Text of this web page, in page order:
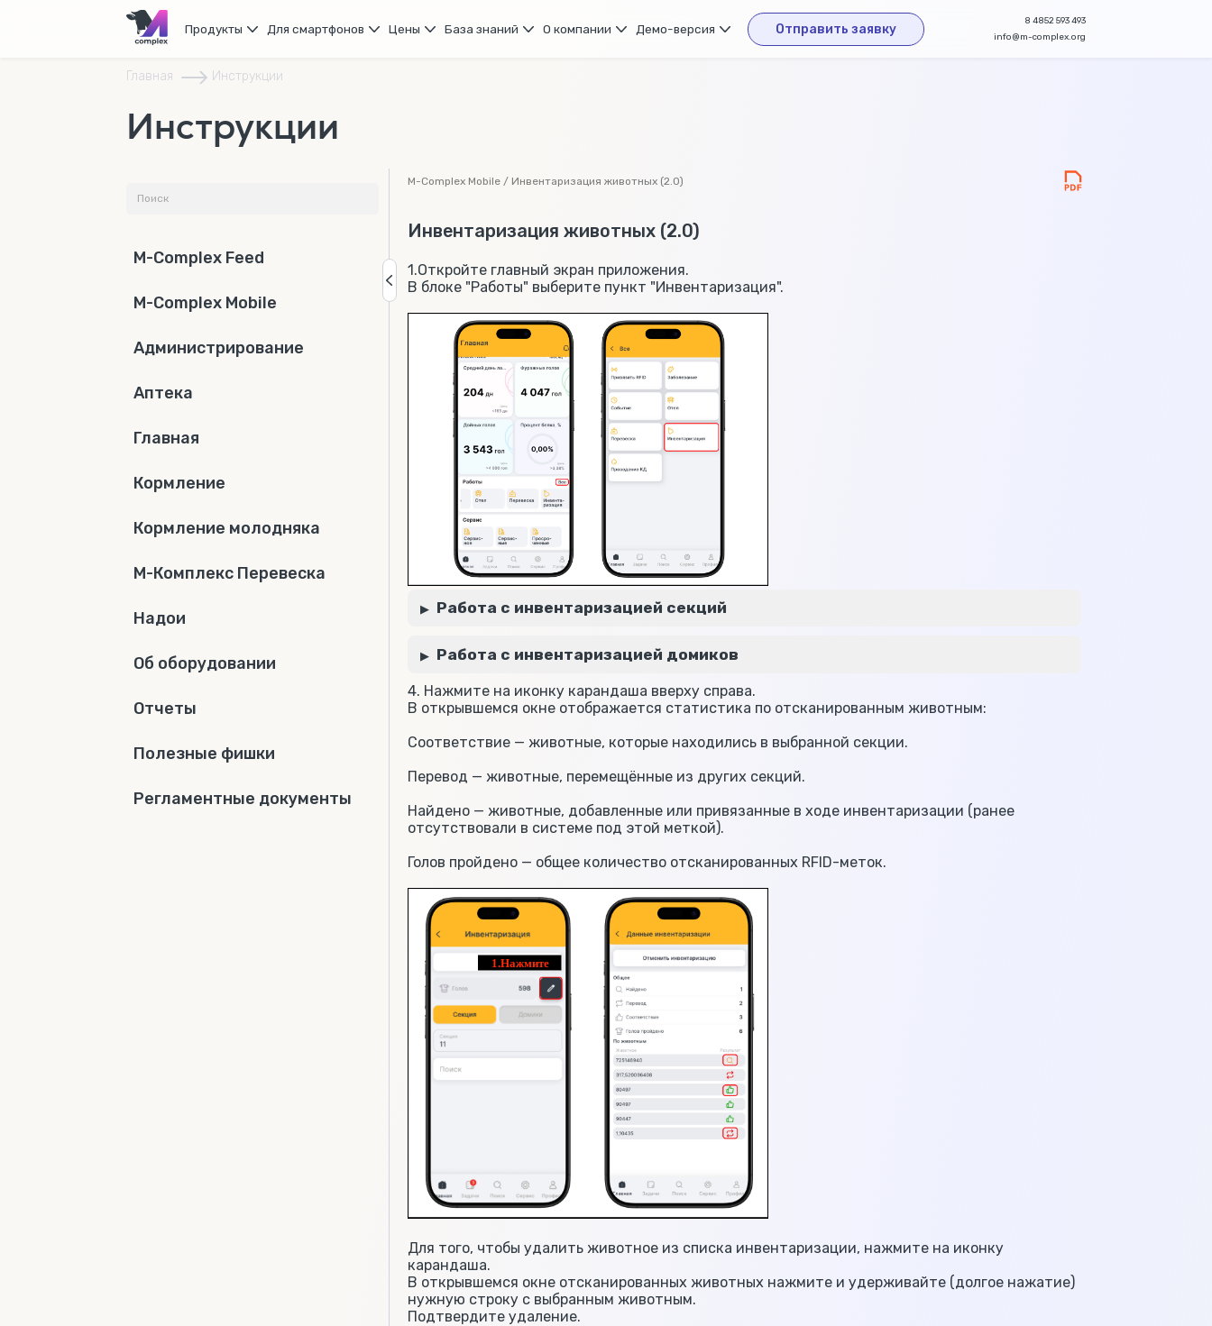
Продукты Для смартфонов Цены База знаний О компании Демо-версия Отправить заявку
8 4852 593 493
info@m-complex.org
Главная Инструкции
Инструкции
M-Complex Feed
M-Complex Mobile
Администрирование
Аптека
Главная
Кормление
Кормление молодняка
М-Комплекс Перевеска
Надои
Об оборудовании
Отчеты
Полезные фишки
Регламентные документы
M-Complex Mobile / Инвентаризация животных (2.0)
Инвентаризация животных (2.0)
1.Откройте главный экран приложения.
В блоке "Работы" выберите пункт "Инвентаризация".
Работа с инвентаризацией секций
Работа с инвентаризацией домиков
4. Нажмите на иконку карандаша вверху справа.
В открывшемся окне отображается статистика по отсканированным животным:
Соответствие — животные, которые находились в выбранной секции.
Перевод — животные, перемещённые из других секций.
Найдено — животные, добавленные или привязанные в ходе инвентаризации (ранее
отсутствовали в системе под этой меткой).
Голов пройдено — общее количество отсканированных RFID-меток.
Для того, чтобы удалить животное из списка инвентаризации, нажмите на иконку
карандаша.
В открывшемся окне отсканированных животных нажмите и удерживайте (долгое нажатие)
нужную строку с выбранным животным.
Подтвердите удаление.